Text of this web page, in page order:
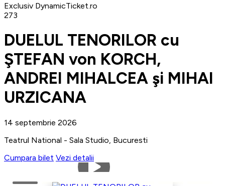
Exclusiv DynamicTicket.ro
273
DUELUL TENORILOR cu
ŞTEFAN von KORCH,
ANDREI MIHALCEA şi MIHAI
URZICANA
14 septembrie 2026
Teatrul National - Sala Studio, Bucuresti
Cumpara bilet Vezi detalii